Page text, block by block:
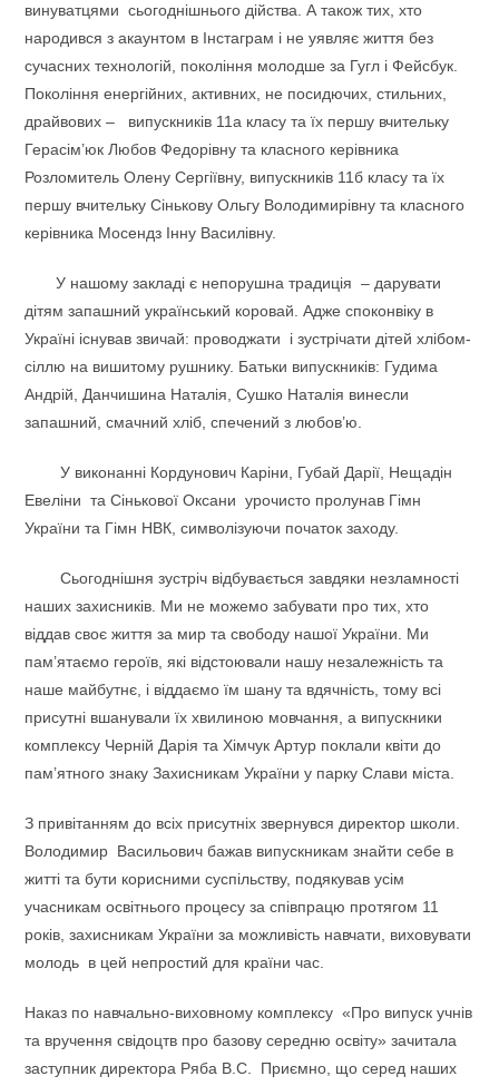
винуватцями сьогоднішнього дійства. А також тих, хто
народився з акаунтом в Інстаграм і не уявляє життя без
сучасних технологій, покоління молодше за Гугл і Фейсбук.
Покоління енергійних, активних, не посидючих, стильних,
драйвових – випускників 11а класу та їх першу вчительку
Герасім’юк Любов Федорівну та класного керівника
Розломитель Олену Сергіївну, випускників 11б класу та їх
першу вчительку Сінькову Ольгу Володимирівну та класного
керівника Мосендз Інну Василівну.
У нашому закладі є непорушна традиція – дарувати
дітям запашний український коровай. Адже споконвіку в
Україні існував звичай: проводжати і зустрічати дітей хлібом-
сіллю на вишитому рушнику. Батьки випускників: Гудима
Андрій, Данчишина Наталія, Сушко Наталія винесли
запашний, смачний хліб, спечений з любов’ю.
У виконанні Кордунович Каріни, Губай Дарії, Нещадін
Евеліни та Сінькової Оксани урочисто пролунав Гімн
України та Гімн НВК, символізуючи початок заходу.
Сьогоднішня зустріч відбувається завдяки незламності
наших захисників. Ми не можемо забувати про тих, хто
віддав своє життя за мир та свободу нашої України. Ми
пам’ятаємо героїв, які відстоювали нашу незалежність та
наше майбутнє, і віддаємо їм шану та вдячність, тому всі
присутні вшанували їх хвилиною мовчання, а випускники
комплексу Черній Дарія та Хімчук Артур поклали квіти до
пам’ятного знаку Захисникам України у парку Слави міста.
З привітанням до всіх присутніх звернувся директор школи.
Володимир Васильович бажав випускникам знайти себе в
житті та бути корисними суспільству, подякував усім
учасникам освітнього процесу за співпрацю протягом 11
років, захисникам України за можливість навчати, виховувати
молодь в цей непростий для країни час.
Наказ по навчально-виховному комплексу «Про випуск учнів
та вручення свідоцтв про базову середню освіту» зачитала
заступник директора Ряба В.С. Приємно, що серед наших